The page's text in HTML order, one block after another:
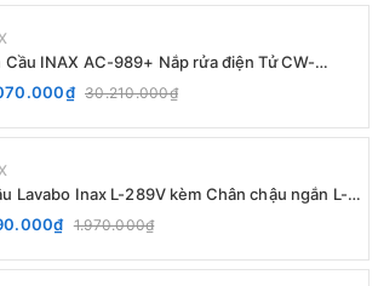
Cầu INAX AC-989+ Nắp rửa điện Tử CW-
30.210.000₫
Lavabo Inax L-289V kèm Chân chậu ngắn L-
Treo Tường1.970.000₫